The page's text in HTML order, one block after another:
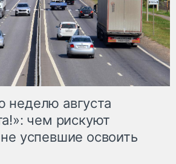
неделю августа
чем рискуют
успевшие освоить